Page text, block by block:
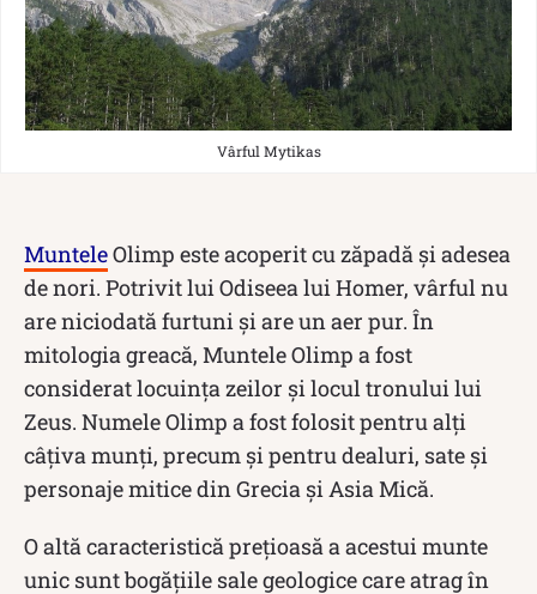
Vârful Mytikas
MunteleOlimp este acoperit cu zăpadă și adesea
de nori. Potrivit lui Odiseea lui Homer, vârful nu
are niciodată furtuni și are un aer pur. În
mitologia greacă, Muntele Olimp a fost
considerat locuința zeilor și locul tronului lui
Zeus. Numele Olimp a fost folosit pentru alți
câțiva munți, precum și pentru dealuri, sate și
personaje mitice din Grecia și Asia Mică.
O altă caracteristică prețioasă a acestui munte
unic sunt bogățiile sale geologice care atrag în